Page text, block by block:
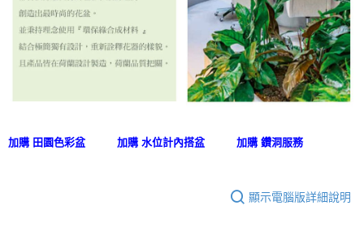
加購 田園色彩盆 加購 水位計內搭盆 加購 鑽洞服務
顯示電腦版詳細說明